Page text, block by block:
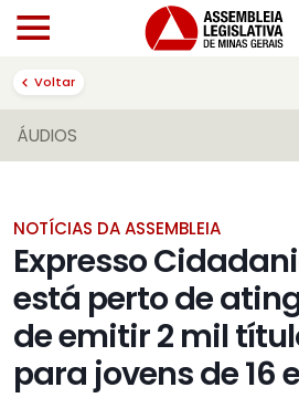
Voltar
ÁUDIOS
NOTÍCIAS DA ASSEMBLEIA
Expresso
está perto de
de emitir 2 mil
para jovens de 16